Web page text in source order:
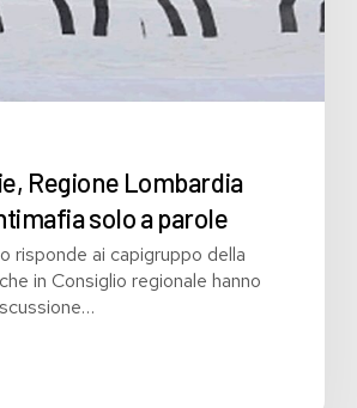
Regione Lombardia
solo a parole
risponde ai capigruppo della
in Consiglio regionale hanno